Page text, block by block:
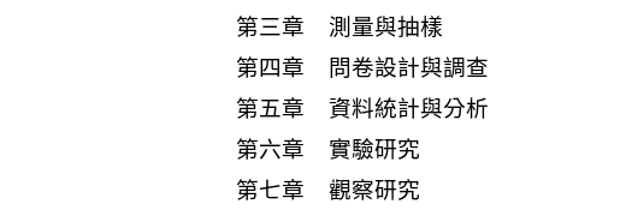
第三章 測量與抽樣
第四章 問卷設計與調查
第五章 資料統計與分析
第六章 實驗研究
第七章 觀察研究